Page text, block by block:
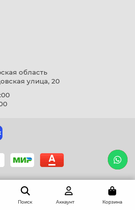
область
улица, 20
Поиск Аккаунт Корзина